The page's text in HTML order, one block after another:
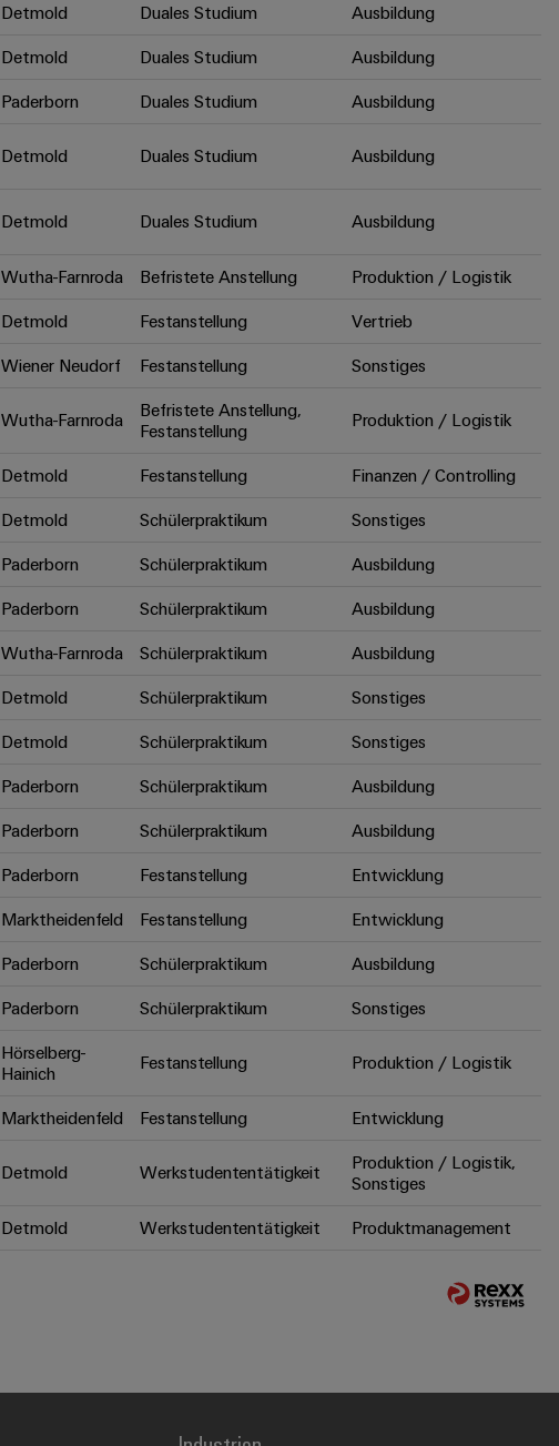
Detmold Duales Studium
Ausbildung
Detmold Duales Studium
Ausbildung
Paderborn Duales Studium
Ausbildung
Detmold Duales Studium Ausbildung
Detmold Duales Studium Ausbildung
Wutha-Farnroda Befristete Anstellung
Produktion / Logistik
Detmold Festanstellung
Vertrieb
Wiener Neudorf Festanstellung Sonstiges
Wutha-Farnroda
Befristete Anstellung,
Festanstellung
Produktion / Logistik
Detmold Festanstellung
Finanzen / Controlling
Detmold Schülerpraktikum
Sonstiges
Paderborn Schülerpraktikum
Ausbildung
Paderborn Schülerpraktikum
Ausbildung
Wutha-Farnroda Schülerpraktikum
Ausbildung
Detmold Schülerpraktikum
Sonstiges
Detmold Schülerpraktikum
Sonstiges
Paderborn Schülerpraktikum
Ausbildung
Paderborn Schülerpraktikum
Ausbildung
Paderborn Festanstellung
Entwicklung
Marktheidenfeld Festanstellung
Entwicklung
Paderborn Schülerpraktikum
Ausbildung
Paderborn Schülerpraktikum Sonstiges
Hörselberg-
Hainich
Festanstellung Produktion / Logistik
Marktheidenfeld Festanstellung Entwicklung
Detmold Werkstudententätigkeit
Produktion / Logistik,
Sonstiges
Detmold Werkstudententätigkeit Produktmanagement